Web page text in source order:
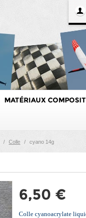
MATÉRIAUX
/ Colle / cyano 14g
6,50 €
Colle cyanoacrylate